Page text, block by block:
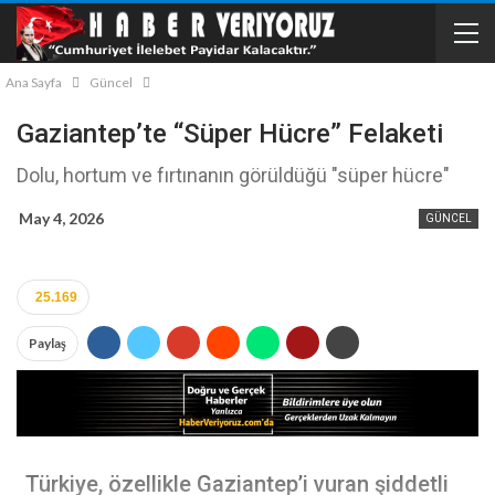
Ana Sayfa Güncel
Gaziantep’te “Süper Hücre” Felaketi
Dolu, hortum ve fırtınanın görüldüğü "süper hücre"
GÜNCEL
May 4, 2026
25.169
Paylaş
Türkiye, özellikle Gaziantep’i vuran şiddetli